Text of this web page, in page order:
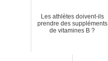
Les athlètes doivent-ils
prendre des suppléments
de vitamines B ?